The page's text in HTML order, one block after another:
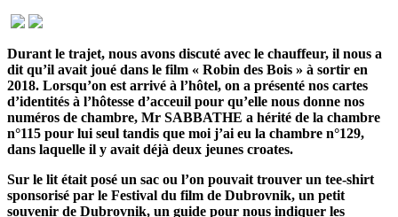
Durant le trajet, nous avons discuté avec le chauffeur, il nous a
dit qu’il avait joué dans le film « Robin des Bois » à sortir en
2018. Lorsqu’on est arrivé à l’hôtel, on a présenté nos cartes
d’identités à l’hôtesse d’acceuil pour qu’elle nous donne nos
numéros de chambre, Mr SABBATHE a hérité de la chambre
n°115 pour lui seul tandis que moi j’ai eu la chambre n°129,
dans laquelle il y avait déjà deux jeunes croates.
Sur le lit était posé un sac ou l’on pouvait trouver un tee-shirt
sponsorisé par le Festival du film de Dubrovnik, un petit
souvenir de Dubrovnik, un guide pour nous indiquer les